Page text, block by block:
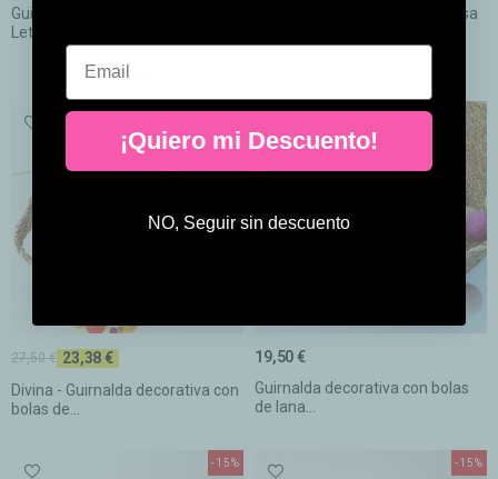
Guirnalda de letras negras -
Letter Banner...
Guirnalda de luz - 9 Bolas - Rosa
Divina - Guirnalda decorativa con
bolas de...
27,50 € 23,38 €
-15%
Guirnalda decorativa con bolas
de lana...
19,50 €
-15% -15%
Email
¡Quiero mi Descuento!
NO, Seguir sin descuento